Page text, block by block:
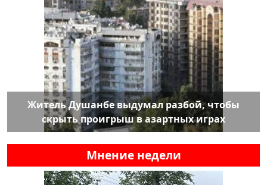
Житель Душанбе выдумал разбой, чтобы
скрыть проигрыш в азартных играх
Мнение недели